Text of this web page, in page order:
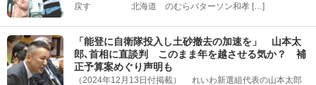
戻す 北海道 のむらパターソン和孝 […]
「能登に自衛隊投入し土砂撤去の加速を」 山本太
郎､首相に直談判 このまま年を越させる気か？ 補
正予算案めぐり声明も
（2024年12月13日付掲載） れいわ新選組代表の山本太郎